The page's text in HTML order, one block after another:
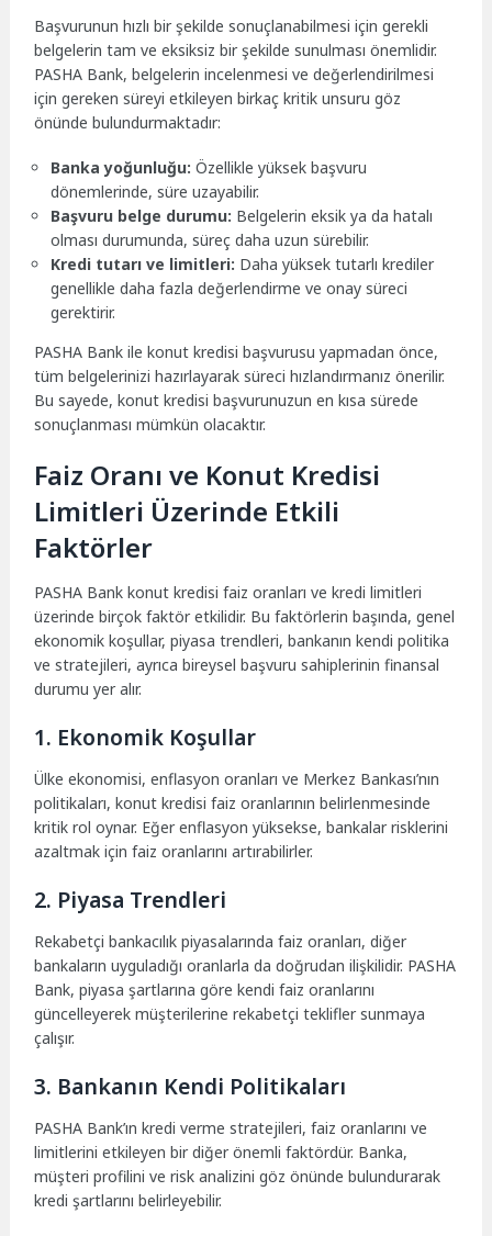
Başvurunun hızlı bir şekilde sonuçlanabilmesi için gerekli
belgelerin tam ve eksiksiz bir şekilde sunulması önemlidir.
PASHA Bank, belgelerin incelenmesi ve değerlendirilmesi
için gereken süreyi etkileyen birkaç kritik unsuru göz
önünde bulundurmaktadır:
Banka yoğunluğu: Özellikle yüksek başvuru
dönemlerinde, süre uzayabilir.
Başvuru belge durumu: Belgelerin eksik ya da hatalı
olması durumunda, süreç daha uzun sürebilir.
Kredi tutarı ve limitleri: Daha yüksek tutarlı krediler
genellikle daha fazla değerlendirme ve onay süreci
gerektirir.
PASHA Bank ile konut kredisi başvurusu yapmadan önce,
tüm belgelerinizi hazırlayarak süreci hızlandırmanız önerilir.
Bu sayede, konut kredisi başvurunuzun en kısa sürede
sonuçlanması mümkün olacaktır.
Faiz Oranı ve Konut Kredisi
Limitleri Üzerinde Etkili
Faktörler
PASHA Bank konut kredisi faiz oranları ve kredi limitleri
üzerinde birçok faktör etkilidir. Bu faktörlerin başında, genel
ekonomik koşullar, piyasa trendleri, bankanın kendi politika
ve stratejileri, ayrıca bireysel başvuru sahiplerinin finansal
durumu yer alır.
1. Ekonomik Koşullar
Ülke ekonomisi, enflasyon oranları ve Merkez Bankası’nın
politikaları, konut kredisi faiz oranlarının belirlenmesinde
kritik rol oynar. Eğer enflasyon yüksekse, bankalar risklerini
azaltmak için faiz oranlarını artırabilirler.
2. Piyasa Trendleri
Rekabetçi bankacılık piyasalarında faiz oranları, diğer
bankaların uyguladığı oranlarla da doğrudan ilişkilidir. PASHA
Bank, piyasa şartlarına göre kendi faiz oranlarını
güncelleyerek müşterilerine rekabetçi teklifler sunmaya
çalışır.
3. Bankanın Kendi Politikaları
PASHA Bank’ın kredi verme stratejileri, faiz oranlarını ve
limitlerini etkileyen bir diğer önemli faktördür. Banka,
müşteri profilini ve risk analizini göz önünde bulundurarak
kredi şartlarını belirleyebilir.